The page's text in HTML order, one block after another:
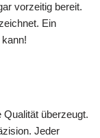
vorzeitig bereit.
Ein
überzeugt.
Jeder